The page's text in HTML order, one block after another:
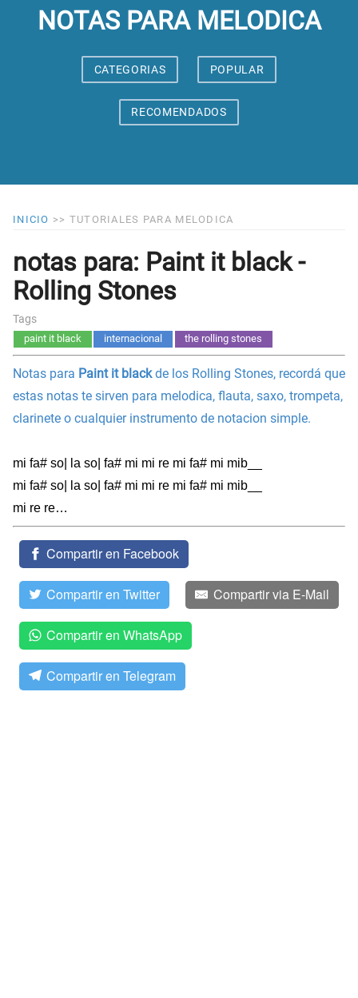
NOTAS PARA MELODICA
CATEGORIAS POPULAR
RECOMENDADOS
INICIO >> TUTORIALES PARA MELODICA
notas para: Paint it black -
Rolling Stones
Tags
paint it black internacional the rolling stones
Notas para Paint it blackde los Rolling Stones, recordá que
estas notas te sirven para melodica, flauta, saxo, trompeta,
clarinete o cualquier instrumento de notacion simple.
mi fa# so| la so| fa# mi mi re mi fa# mi mib__
mi fa# so| la so| fa# mi mi re mi fa# mi mib__
mi re re…
Compartir en Facebook
Compartir en Twitter Compartir via E-Mail
Compartir en WhatsApp
Compartir en Telegram